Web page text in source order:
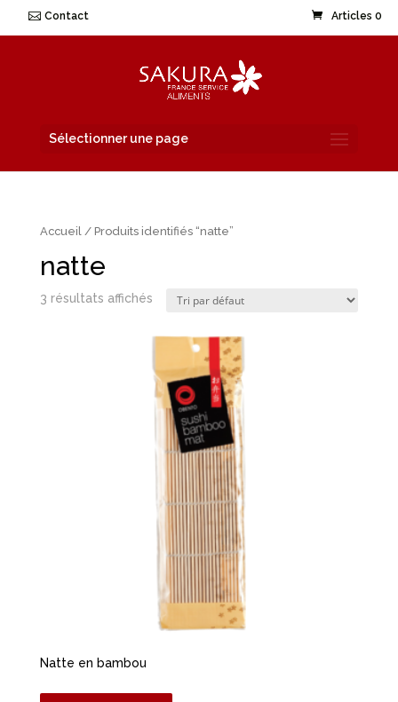
Contact Articles 0
Sélectionner une page
Accueil/ Produits identifiés “natte”
natte
3 résultats affichés
Natte en bambou